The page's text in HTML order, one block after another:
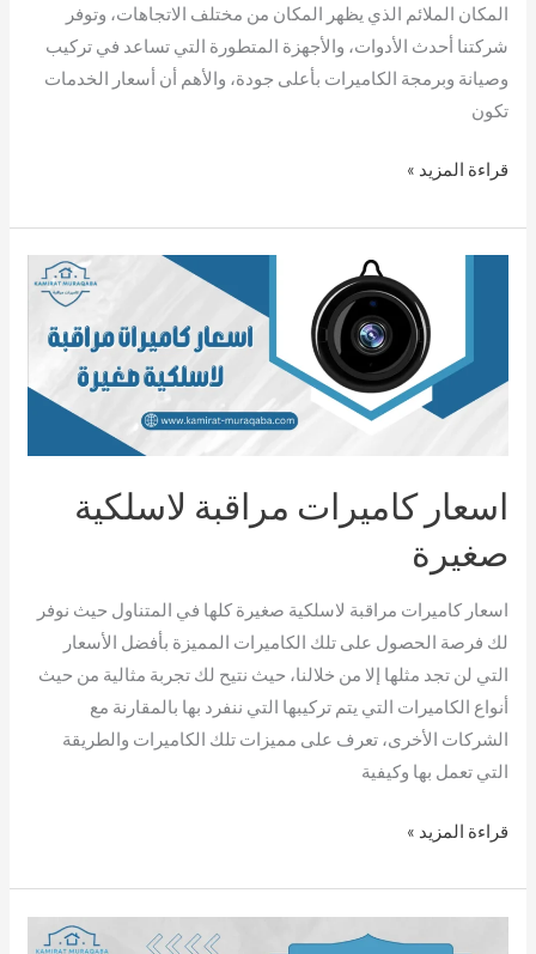
المكان الملائم الذي يظهر المكان من مختلف الاتجاهات، وتوفر
شركتنا أحدث الأدوات، والأجهزة المتطورة التي تساعد في تركيب
وصيانة وبرمجة الكاميرات بأعلى جودة، والأهم أن أسعار الخدمات
تكون
قراءة المزيد »
اسعار كاميرات مراقبة لاسلكية
صغيرة
اسعار كاميرات مراقبة لاسلكية صغيرة كلها في المتناول حيث نوفر
لك فرصة الحصول على تلك الكاميرات المميزة بأفضل الأسعار
التي لن تجد مثلها إلا من خلالنا، حيث نتيح لك تجربة مثالية من حيث
أنواع الكاميرات التي يتم تركيبها التي ننفرد بها بالمقارنة مع
الشركات الأخرى، تعرف على مميزات تلك الكاميرات والطريقة
التي تعمل بها وكيفية
لاسلكية
صغيرة
قراءة المزيد »